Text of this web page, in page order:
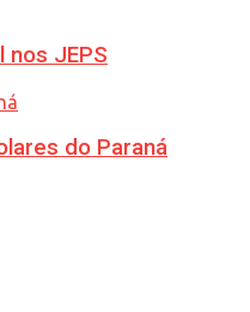
JEPS
do Paraná